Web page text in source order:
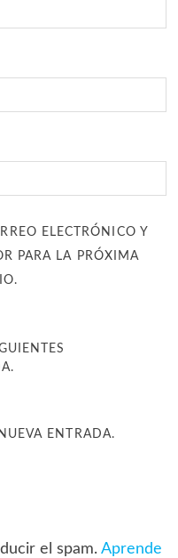
ELECTRÓNICO Y
PARA LA PRÓXIMA
ENTRADA.
el spam. Aprende